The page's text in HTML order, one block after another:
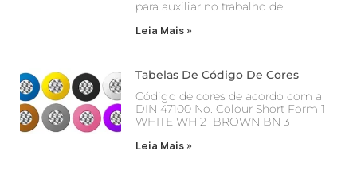
para auxiliar no trabalho de
Leia Mais »
Tabelas De Código De Cores
Código de cores de acordo com a
DIN 47100 No. Colour Short Form 1
WHITE WH 2 BROWN BN 3
Leia Mais »